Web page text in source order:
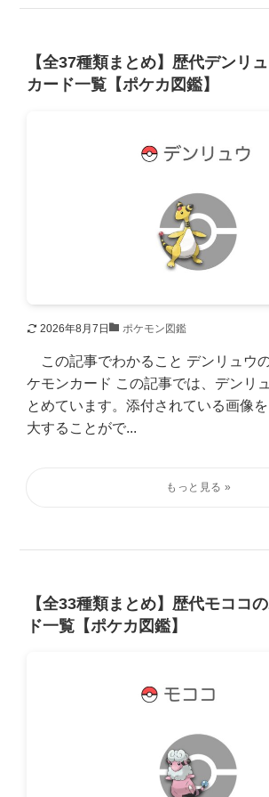
【全37種類まとめ】歴代デンリ
カード一覧【ポケカ図鑑】
2026年8月7日 ポケモン図鑑
この記事でわかること デンリュウ
ケモンカード この記事では、デンリ
とめています。添付されている画像
大することがで...
【全33種類まとめ】歴代モココ
ド一覧【ポケカ図鑑】